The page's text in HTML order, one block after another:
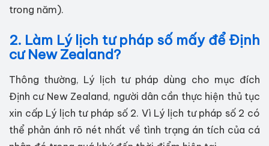
trong năm).
2. Làm Lý lịch tư pháp số mấy để Định
cư New Zealand?
Thông thường, Lý lịch tư pháp dùng cho mục đích
Định cư New Zealand, người dân cần thực hiện thủ tục
xin cấp Lý lịch tư pháp số 2. Vì Lý lịch tư pháp số 2 có
thể phản ánh rõ nét nhất về tình trạng án tích của cá